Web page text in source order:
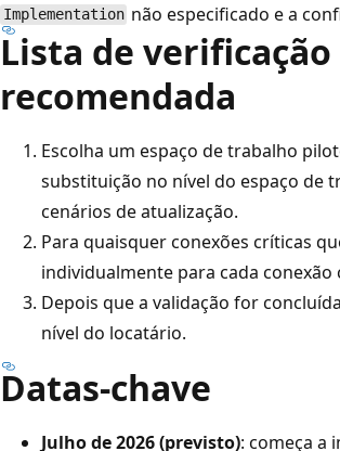
Implementation não especificado e a
Lista de
recomendada
Escolha um espaço de trabalho
substituição no nível do espaço de
cenários de atualização.
Para quaisquer conexões críticas
individualmente para cada conexão
Depois que a validação for
nível do locatário.
Datas-chave
Julho de 2026 (previsto): começa a